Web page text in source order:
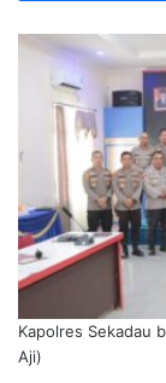
Kapolres Sekadau
Aji)